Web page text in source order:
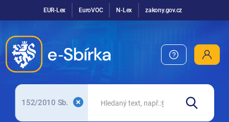
EUR-Lex EuroVOC N-Lex zakony.gov.cz
152/2010 Sb.